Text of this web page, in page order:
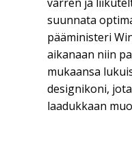
suunnata
pääministeri
aikanaan niin
mukaansa
designikoni,
laadukkaan